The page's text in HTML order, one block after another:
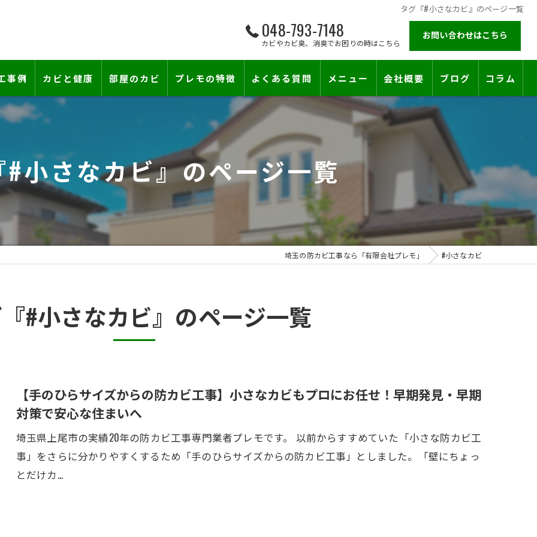
タグ『#小さなカビ』のページ一覧
048-793-7148
カビやカビ臭、消臭でお困りの時はこちら
お問い合わせはこちら
―
事例 カビと健康 部屋のカビ
壁紙下地防カビ工事
壁紙カビ・壁紙下地のカビ
賃貸住宅のカビ
『またか…』の天井結露クレームに終止符を。賃貸オーナー様が最後に頼る専門工事
カビと結露対策
押入れ・収納・クローゼットのカビ
プレモの特徴
床下のカビ
建築中のカビ
コンクリートのカビ
漏水事故のカビ
雨漏りによるカビ
部屋の除菌消臭
よくある質問 メニュー 会社概要
施工対応エリア
ブログ コラム
小さなカビ』のページ一覧
埼玉の防カビ工事なら「有限会社プレモ」 #小さなカビ
#小さなカビ』のページ一覧
【手のひらサイズからの防カビ工事】小さなカビもプロにお任せ！早期発見・早期
対策で安心な住まいへ
埼玉県上尾市の実績20年の防カビ工事専門業者プレモです。 以前からすすめていた「小さな防カビ工
事」をさらに分かりやすくするため「手のひらサイズからの防カビ工事」としました。「壁にちょっ
とだけカ…